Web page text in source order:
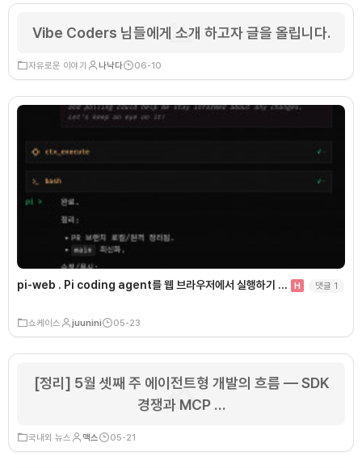
Vibe Coders 님들에게 소개 하고자 글을 올립니다.
자유로운 이야기 나낙다 06-10
pi-web . Pi coding agent를 웹 브라우저에서 실행하기 … H 댓글 1
쇼케이스 juunini 05-23
[정리] 5월 셋째 주 에이전트형 개발의 흐름 — SDK
경쟁과 MCP …
국내외 뉴스 맥스 05-21